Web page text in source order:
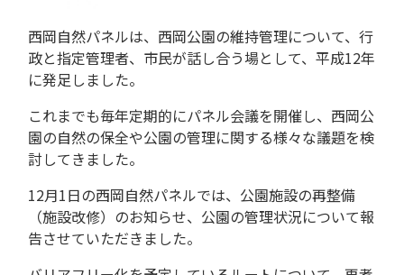
西岡自然パネルは、西岡公園の維持管理について、行
政と指定管理者、市民が話し合う場として、平成12年
に発足しました。
これまでも毎年定期的にパネル会議を開催し、西岡公
園の自然の保全や公園の管理に関する様々な議題を検
討してきました。
12月1日の西岡自然パネルでは、公園施設の再整備
（施設改修）のお知らせ、公園の管理状況について報
告させていただきました。